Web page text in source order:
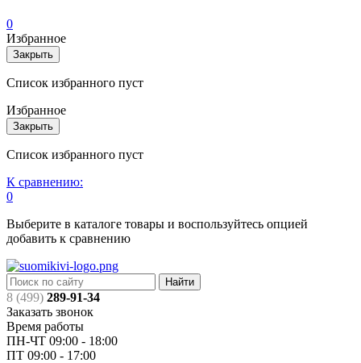
0
Избранное
Закрыть
Список избранного пуст
Избранное
Закрыть
Список избранного пуст
К сравнению:
0
Выберите в каталоге товары и воспользуйтесь опцией
добавить к сравнению
Найти
8 (499) 289-91-34
Заказать звонок
Время работы
ПН-ЧТ 09:00 - 18:00
ПТ 09:00 - 17:00